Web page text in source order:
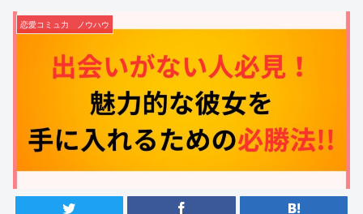
恋愛コミュ力 ノウハウ